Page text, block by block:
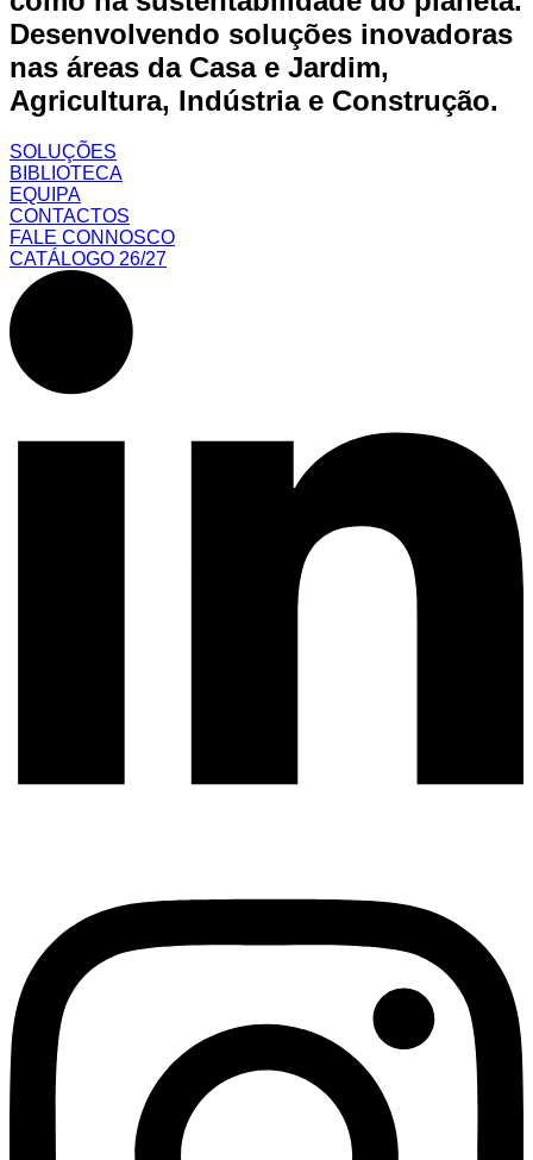
Desenvolvendo soluções inovadoras
nas áreas da Casa e Jardim,
Agricultura, Indústria e Construção.
SOLUÇÕES
BIBLIOTECA
EQUIPA
CONTACTOS
FALE CONNOSCO
CATÁLOGO 26/27